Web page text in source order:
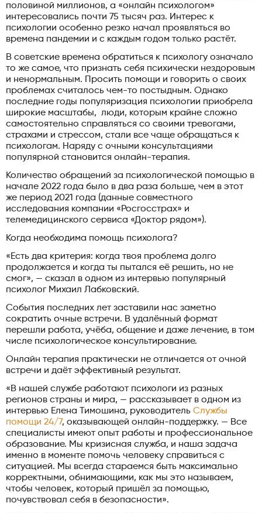
половиной миллионов, а «онлайн психологом»
интересовались почти 75 тысяч раз. Интерес к
психологии особенно резко начал проявляться во
времена пандемии и с каждым годом только растёт.
В советские времена обратиться к психологу означало
то же самое, что признать себя психически нездоровым
и ненормальным. Просить помощи и говорить о своих
проблемах считалось чем-то постыдным. Однако
последние годы популяризация психологии приобрела
широкие масштабы, люди, которым крайне сложно
самостоятельно справляться со своими тревогами,
страхами и стрессом, стали все чаще обращаться к
психологам. Наряду с очными консультациями
популярной становится онлайн-терапия.
Количество обращений за психологической помощью в
начале 2022 года было в два раза больше, чем в этот
же период 2021 года (данные совместного
исследования компании «Росгосстрах» и
телемедицинского сервиса «Доктор рядом»).
Когда необходима помощь психолога?
«Есть два критерия: когда твоя проблема долго
продолжается и когда ты пытался её решить, но не
смог», — сказал в одном из интервью популярный
психолог Михаил Лабковский.
События последних лет заставили нас заметно
сократить очные встречи. В удалённый формат
перешли работа, учёба, общение и даже лечение, в том
числе психологическое консультирование.
Онлайн терапия практически не отличается от очной
встречи и даёт эффективный результат.
«В нашей службе работают психологи из разных
регионов страны и мира, — рассказывает в одном из
интервью Елена Тимошина, руководитель Службы
помощи 24/7, оказывающей онлайн-поддержку. — Все
специалисты имеют опыт работы и профессиональное
образование. Мы кризисная служба, и наша задача
именно в моменте помочь человеку справиться с
ситуацией. Мы всегда стараемся быть максимально
корректными, обнимающими, как мы это называем,
чтобы человек, который пришёл за помощью,
почувствовал себя в безопасности».